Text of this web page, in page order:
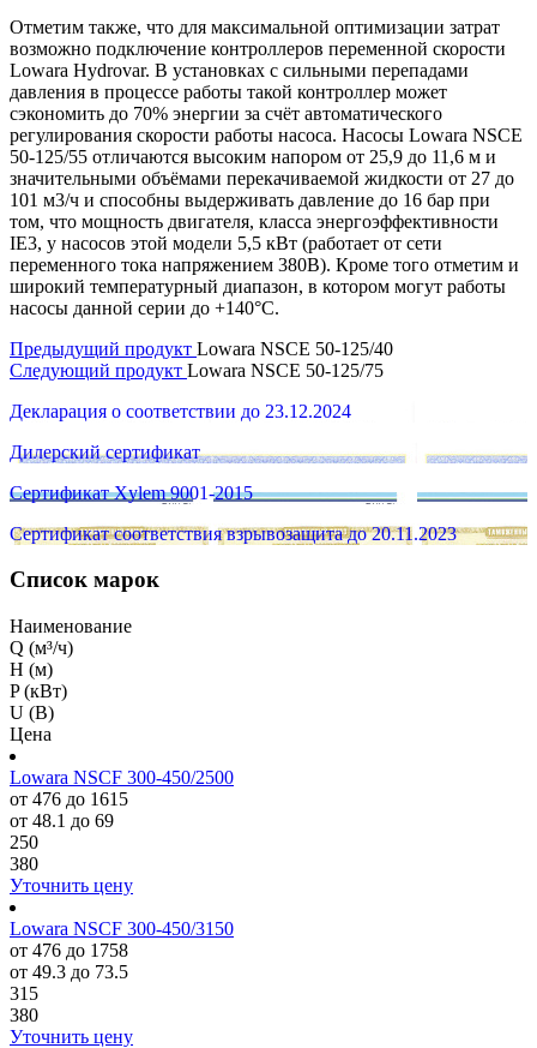
Отметим также, что для максимальной оптимизации затрат
возможно подключение контроллеров переменной скорости
Lowara Hydrovar. В установках с сильными перепадами
давления в процессе работы такой контроллер может
сэкономить до 70% энергии за счёт автоматического
регулирования скорости работы насоса. Насосы Lowara NSCE
50-125/55 отличаются высоким напором от 25,9 до 11,6 м и
значительными объёмами перекачиваемой жидкости от 27 до
101 м3/ч и способны выдерживать давление до 16 бар при
том, что мощность двигателя, класса энергоэффективности
IE3, у насосов этой модели 5,5 кВт (работает от сети
переменного тока напряжением 380В). Кроме того отметим и
широкий температурный диапазон, в котором могут работы
насосы данной серии до +140°C.
Предыдущий продукт Lowara NSCE 50-125/40
Следующий продукт Lowara NSCE 50-125/75
Декларация о соответствии до 23.12.2024
Дилерский сертификат
Сертификат Xylem 9001-2015
Сертификат соответствия взрывозащита до 20.11.2023
Список марок
Наименование
Q (м³/ч)
H (м)
P (кВт)
U (В)
Цена
Lowara NSCF 300-450/2500
от 476 до 1615
от 48.1 до 69
250
380
Уточнить цену
Lowara NSCF 300-450/3150
от 476 до 1758
от 49.3 до 73.5
315
380
Уточнить цену